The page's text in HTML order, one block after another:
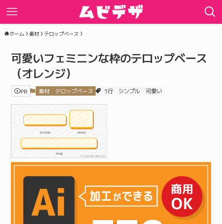
ホーム 素材 テロップベース
可愛いフェミニンな枠のテロップベース
（オレンジ）
PR 素材 テロップベース 1行 シンプル 可愛い